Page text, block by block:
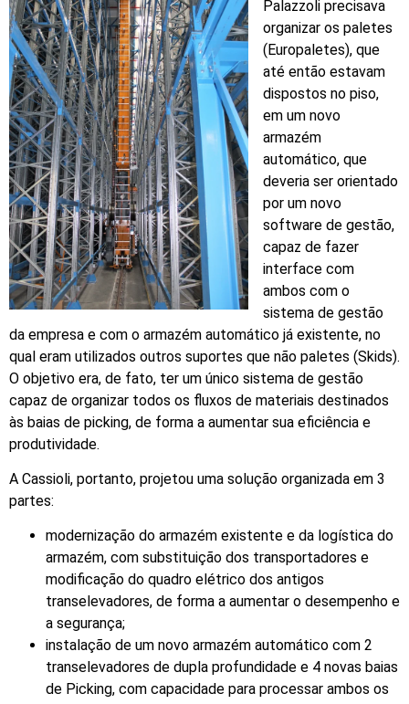
Palazzoli precisava
organizar os paletes
(Europaletes), que
até então estavam
dispostos no piso,
em um novo
armazém
automático, que
deveria ser orientado
por um novo
software de gestão,
capaz de fazer
interface com
ambos com o
sistema de gestão
da empresa e com o armazém automático já existente, no
qual eram utilizados outros suportes que não paletes (Skids).
O objetivo era, de fato, ter um único sistema de gestão
capaz de organizar todos os fluxos de materiais destinados
às baias de picking, de forma a aumentar sua eficiência e
produtividade.
A Cassioli, portanto, projetou uma solução organizada em 3
partes:
modernização do armazém existente e da logística do
armazém, com substituição dos transportadores e
modificação do quadro elétrico dos antigos
transelevadores, de forma a aumentar o desempenho e
a segurança;
instalação de um novo armazém automático com 2
transelevadores de dupla profundidade e 4 novas baias
de Picking, com capacidade para processar ambos os